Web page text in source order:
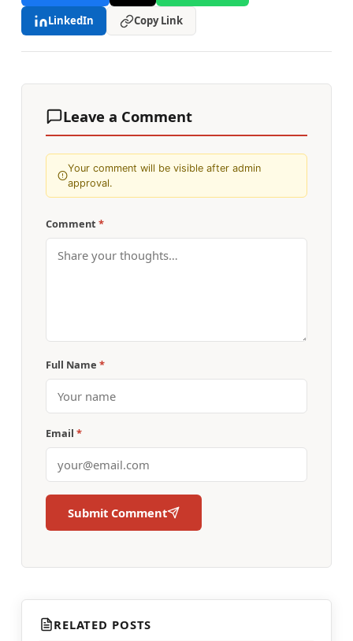
LinkedIn Copy Link
Leave a Comment
Your comment will be visible after admin
approval.
Comment *
Full Name *
Email *
Submit Comment
RELATED POSTS